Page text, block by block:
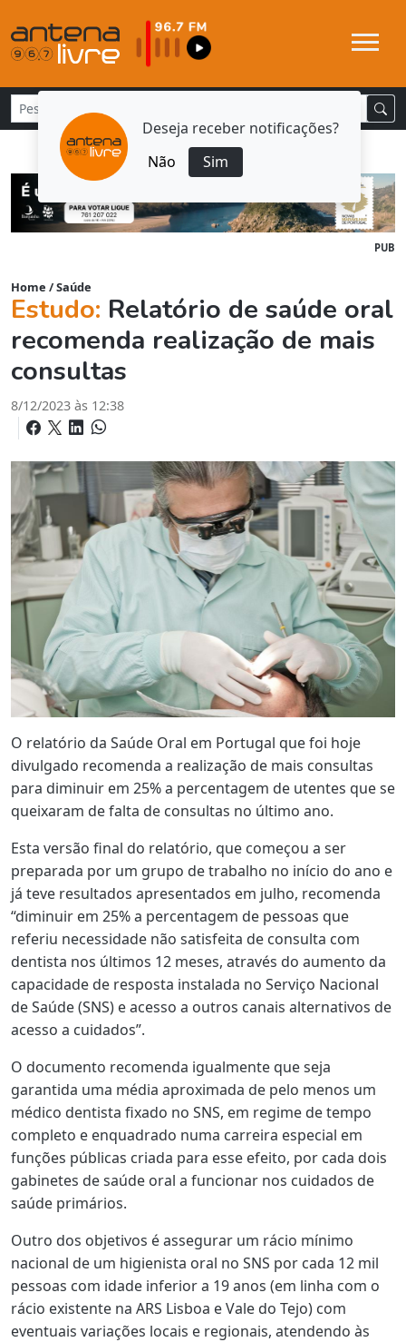
Deseja receber notificações?
Não
Sim
PUB
Home /Saúde
Estudo: Relatório de saúde oral
recomenda realização de mais
consultas
8/12/2023 às 12:38
O relatório da Saúde Oral em Portugal que foi hoje
divulgado recomenda a realização de mais consultas
para diminuir em 25% a percentagem de utentes que se
queixaram de falta de consultas no último ano.
Esta versão final do relatório, que começou a ser
preparada por um grupo de trabalho no início do ano e
já teve resultados apresentados em julho, recomenda
“diminuir em 25% a percentagem de pessoas que
referiu necessidade não satisfeita de consulta com
dentista nos últimos 12 meses, através do aumento da
capacidade de resposta instalada no Serviço Nacional
de Saúde (SNS) e acesso a outros canais alternativos de
acesso a cuidados”.
O documento recomenda igualmente que seja
garantida uma média aproximada de pelo menos um
médico dentista fixado no SNS, em regime de tempo
completo e enquadrado numa carreira especial em
funções públicas criada para esse efeito, por cada dois
gabinetes de saúde oral a funcionar nos cuidados de
saúde primários.
Outro dos objetivos é assegurar um rácio mínimo
nacional de um higienista oral no SNS por cada 12 mil
pessoas com idade inferior a 19 anos (em linha com o
rácio existente na ARS Lisboa e Vale do Tejo) com
eventuais variações locais e regionais, atendendo às